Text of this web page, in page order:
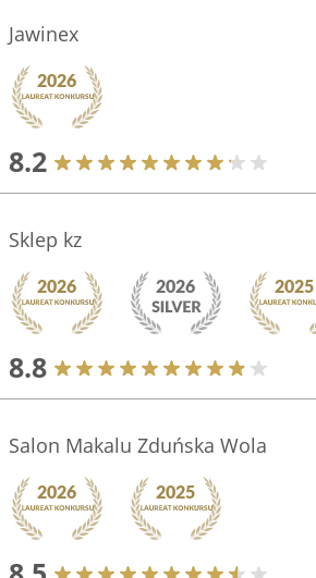
Jawinex
8.2
Sklep kz
8.8
Salon Makalu Zduńska Wola